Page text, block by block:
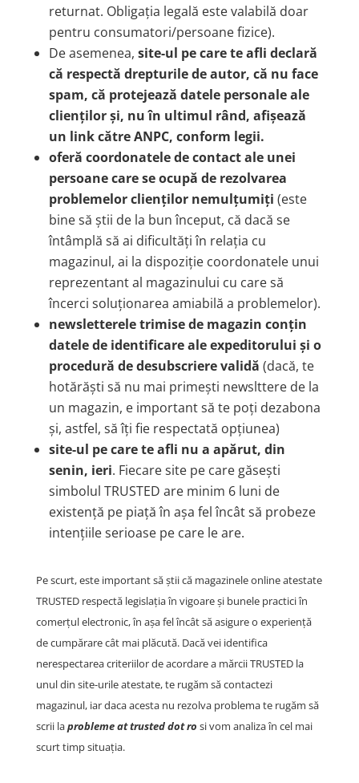
returnat. Obligația legală este valabilă doar
pentru consumatori/persoane fizice).
De asemenea, site-ul pe care te afli declară
că respectă drepturile de autor, că nu face
spam, că protejează datele personale ale
clienților și, nu în ultimul rând, afișează
un link către ANPC, conform legii.
oferă coordonatele de contact ale unei
persoane care se ocupă de rezolvarea
problemelor clienților nemulțumiți (este
bine să știi de la bun început, că dacă se
întâmplă să ai dificultăți în relația cu
magazinul, ai la dispoziție coordonatele unui
reprezentant al magazinului cu care să
încerci soluționarea amiabilă a problemelor).
newsletterele trimise de magazin conțin
datele de identificare ale expeditorului și o
procedură de desubscriere validă (dacă, te
hotărăști să nu mai primești newslttere de la
un magazin, e important să te poți dezabona
și, astfel, să îți fie respectată opțiunea)
site-ul pe care te afli nu a apărut, din
senin, ieri. Fiecare site pe care găsești
simbolul TRUSTED are minim 6 luni de
existență pe piață în așa fel încât să probeze
intențiile serioase pe care le are.
Pe scurt, este important să știi că magazinele online atestate
TRUSTED respectă legislația în vigoare și bunele practici în
comerțul electronic, în așa fel încât să asigure o experiență
de cumpărare cât mai plăcută. Dacă vei identifica
nerespectarea criteriilor de acordare a mărcii TRUSTED la
unul din site-urile atestate, te rugăm să contactezi
magazinul, iar daca acesta nu rezolva problema te rugăm să
scrii laprobleme at trusted dot ro si vom analiza în cel mai
scurt timp situația.